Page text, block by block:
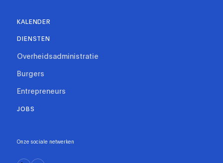
KALENDER
DIENSTEN
Overheidsadministratie
Burgers
Entrepreneurs
JOBS
Onze sociale netwerken